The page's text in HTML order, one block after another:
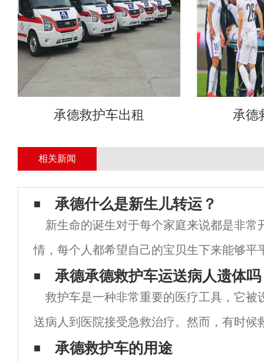
承德救护车出租 承德
相关新闻
承德什么是新生儿转运？
新生命的诞生对于每个家庭来说都是非常
情，每个人都希望自己的宝贝生下来能够平
康，但是也会有一些不幸的小宝宝在出生之
常的情况，如果恰好是在医疗水平不太发达
承德承德救护车运送病人遗体吗
救护车是一种非常重要的医疗工具，它被
送病人到医院接受急救治疗。然而，有时候
送病人的遗体，这是一个非常敏感的话题。
承德救护车的用途